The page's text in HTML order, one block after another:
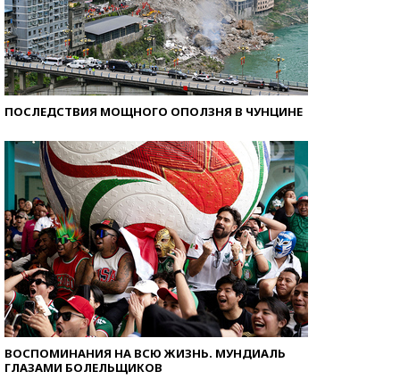
ПОСЛЕДСТВИЯ МОЩНОГО ОПОЛЗНЯ В ЧУНЦИНЕ
ВОСПОМИНАНИЯ НА ВСЮ ЖИЗНЬ. МУНДИАЛЬ
ГЛАЗАМИ БОЛЕЛЬЩИКОВ